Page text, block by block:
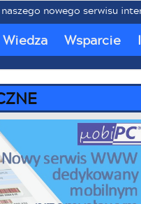
nowego serwisu
Wiedza Wsparcie